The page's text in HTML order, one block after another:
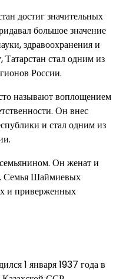
достиг значительных
большое значение
здравоохранения и
Татарстан стал одним из
России.
называют воплощением
Он внес
и стал одним из
Он женат и
Семья Шаймиевых
и приверженных
1 января 1937 года в